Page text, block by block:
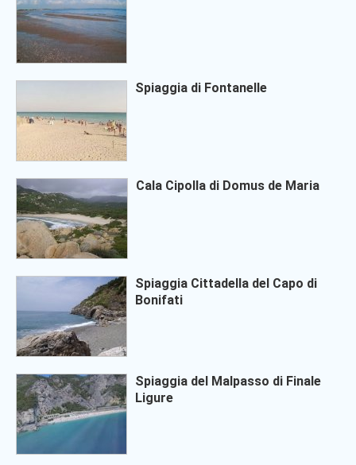
Spiaggia di Fontanelle
Cala Cipolla di Domus de Maria
Spiaggia Cittadella del Capo di
Bonifati
Spiaggia del Malpasso di Finale
Ligure